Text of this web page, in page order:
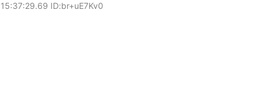
ID:br+uE7Kv0